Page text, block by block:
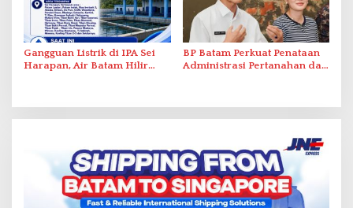
Gangguan Listrik di IPA Sei
Harapan, Air Batam Hilir
BP Batam Perkuat Penataan
Administrasi Pertanahan dan